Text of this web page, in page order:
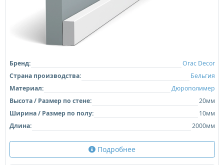
Бренд:
Orac Decor
Страна производства:
Бельгия
Материал:
Дюрополимер
Высота / Размер по стене:
20мм
Ширина / Размер по полу:
10мм
Длина:
2000мм
Подробнее